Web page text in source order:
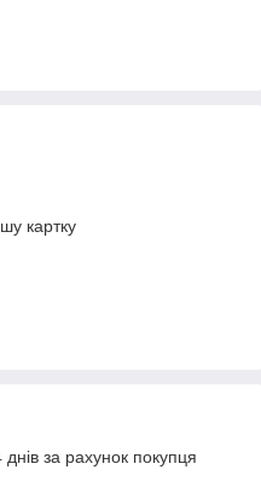
картку
за рахунок покупця